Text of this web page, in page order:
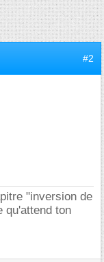
#2
"inversion de
qu'attend ton